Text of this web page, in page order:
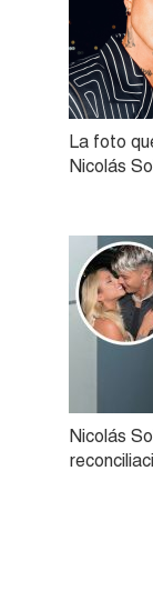
La foto
Nicolás
Nicolás